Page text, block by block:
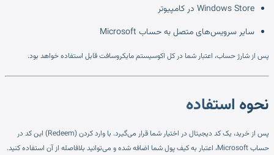
Windows Store در کامپیوتر
سایر سرویس‌های متصل به حساب Microsoft
پس از شارژ حساب، اعتبار شما در کل اکوسیستم مایکروسافت قابل استفاده خواهد بود.
نحوه استفاده
پس از خرید، یک کد دیجیتال در اختیار شما قرار می‌گیرد. با وارد کردن (Redeem) این کد در
حساب Microsoft، اعتبار به کیف پول شما اضافه شده و می‌توانید بلافاصله از آن استفاده کنید.